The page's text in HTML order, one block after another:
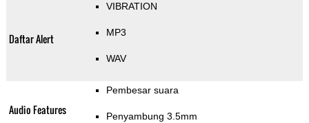
Daftar Alert
VIBRATION
MP3
WAV
Audio Features
Pembesar suara
Penyambung 3.5mm